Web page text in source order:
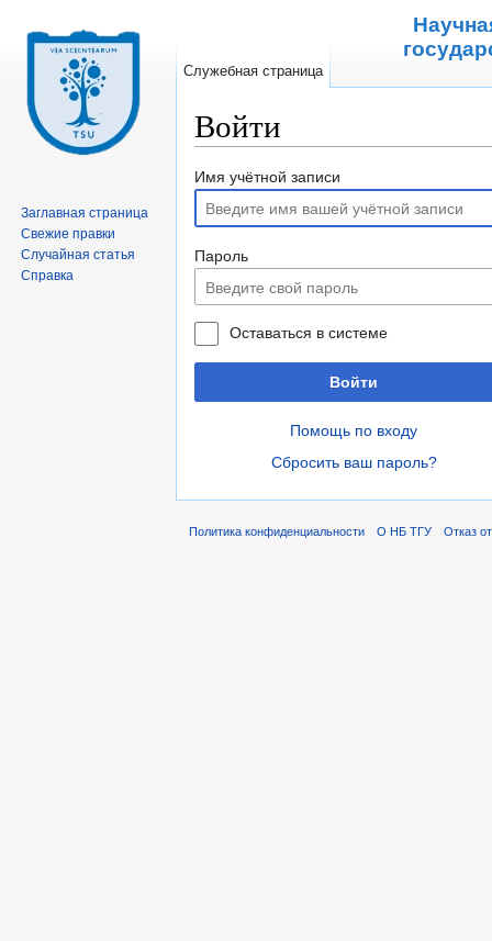
Войти
Имя учётной записи
Пароль
Оставаться в системе
Войти
Помощь по входу
Сбросить ваш пароль?
Служебная страница
Заглавная страница
Свежие правки
Случайная статья
Справка
Политика конфиденциальности О НБ ТГУ Отказ